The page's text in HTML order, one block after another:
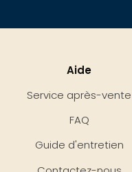
Aide
Service après-vente
FAQ
Guide d'entretien